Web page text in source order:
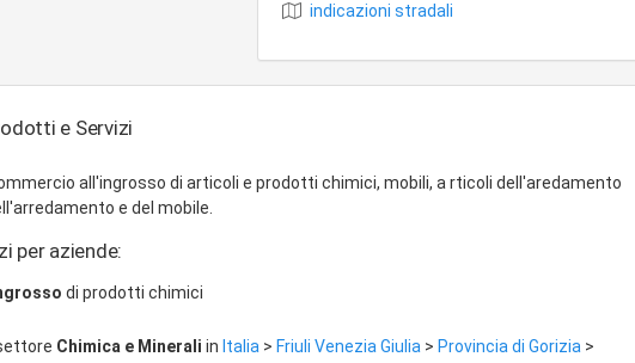
indicazioni stradali
e Servizi
all'ingrosso di articoli e prodotti chimici, mobili, a rticoli dell'aredamento
e del mobile.
per aziende:
di prodotti chimici
Chimica e Minerali in Italia > Friuli Venezia Giulia > Provincia di Gorizia >